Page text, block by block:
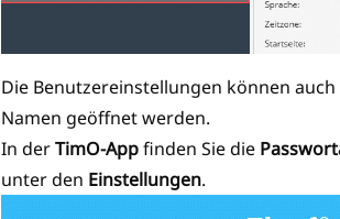
Die Benutzereinstellungen können
Namen geöffnet werden.
In derTimO-Appfinden Sie die
unter den Einstellungen.